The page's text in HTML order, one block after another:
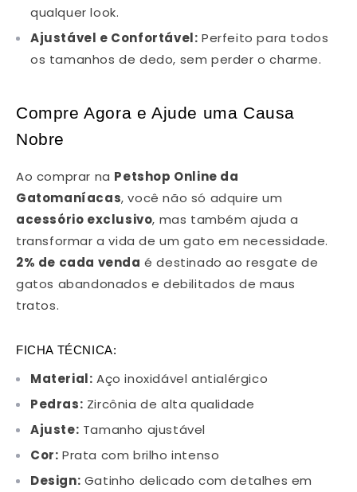
qualquer look.
Ajustável e Confortável: Perfeito para todos
os tamanhos de dedo, sem perder o charme.
Compre Agora e Ajude uma Causa
Nobre
Ao comprar na Petshop Online da
Gatomaníacas, você não só adquire um
acessório exclusivo, mas também ajuda a
transformar a vida de um gato em necessidade.
2% de cada venda é destinado ao resgate de
gatos abandonados e debilitados de maus
tratos.
FICHA TÉCNICA:
Material: Aço inoxidável antialérgico
Pedras: Zircônia de alta qualidade
Ajuste: Tamanho ajustável
Cor: Prata com brilho intenso
Design: Gatinho delicado com detalhes em